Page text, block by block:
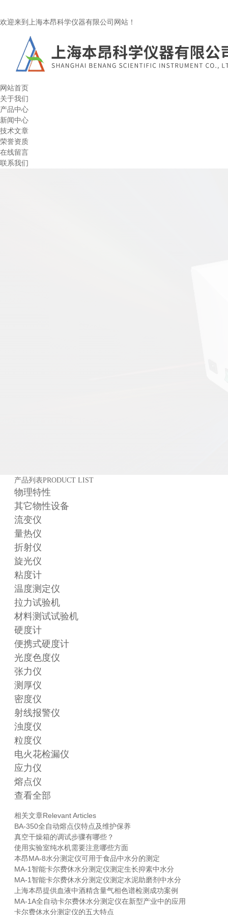
欢迎来到上海本昂科学仪器有限公司网站！
网站首页
关于我们
产品中心
新闻中心
技术文章
荣誉资质
在线留言
联系我们
产品列表PRODUCT LIST
物理特性
其它物性设备
流变仪
量热仪
折射仪
旋光仪
粘度计
温度测定仪
拉力试验机
材料测试试验机
硬度计
便携式硬度计
光度色度仪
张力仪
测厚仪
密度仪
射线报警仪
浊度仪
粒度仪
电火花检漏仪
应力仪
熔点仪
查看全部
相关文章Relevant Articles
BA-350全自动熔点仪特点及维护保养
真空干燥箱的调试步骤有哪些？
使用实验室纯水机需要注意哪些方面
本昂MA-8水分测定仪可用于食品中水分的测定
MA-1智能卡尔费休水分测定仪测定生长抑素中水分
MA-1智能卡尔费休水分测定仪测定水泥助磨剂中水分
上海本昂提供血液中酒精含量气相色谱检测成功案例
MA-1A全自动卡尔费休水分测定仪在新型产业中的应用
卡尔费休水分测定仪的五大特点